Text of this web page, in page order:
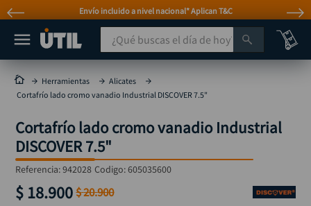
Envío incluido a nivel nacional* Aplican T&C
¿Qué buscas el día de hoy?
Herramientas
Alicates
Cortafrío lado cromo vanadio Industrial DISCOVER 7.5"
Cortafrío lado cromo vanadio Industrial
DISCOVER 7.5"
Referencia:942028 Codigo:605035600
$ 18.900 $20.900
MÁS BUSCADOS
taladro
taladros pulidoras
compresor
llave
sierra circular